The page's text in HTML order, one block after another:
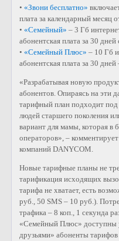
•«Звони бесплатно»
плата за календарный месяц
•«Семейный» – 3 Гб
абонентская плата за 30
•«Семейный Плюс» – 10 Гб
абонентская плата за 30
«Разрабатывая новую
абонентов. Опираясь на
тарифный план подходит
людей старшего поколения
вариант для мамы, которая в
операторов», –
компаний DANYCOM.
Новые тарифные планы не
тарификация исходящих
тарифа не хватает, есть
руб., 50 SMS – 10 руб.).
трафика – 8 коп., 1 секунда
«Семейный Плюс» доступны
друзьями» абоненты